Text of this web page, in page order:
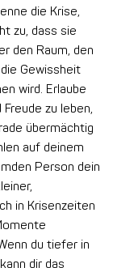
die Krise,
zu, dass sie
den Raum, den
Gewissheit
wird. Erlaube
zu leben,
übermächtig
auf deinem
Person dein
in Krisenzeiten
du tiefer in
dir das